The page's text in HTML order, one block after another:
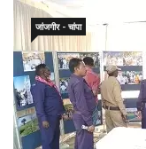
जांजगीर - चांपा